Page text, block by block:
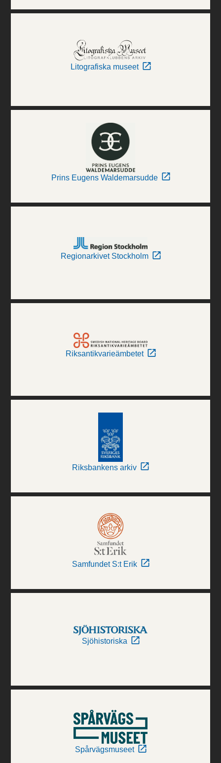
Litografiska museet
Prins Eugens Waldemarsudde
Regionarkivet Stockholm
Riksantikvarieämbetet
Riksbankens arkiv
Samfundet S:t Erik
Sjöhistoriska
Spårvägsmuseet